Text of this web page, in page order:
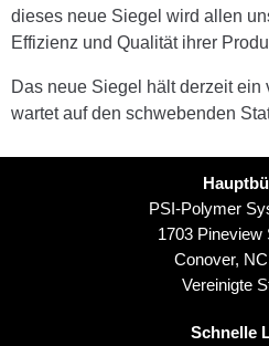
dieses neue Siegel wird allen
Effizienz und Qualität ihrer
Das neue Siegel hält derzeit ein
wartet auf den schwebenden
PSI-Polymer
1703 Pineview
Conover,
Vereinigte
Schnelle